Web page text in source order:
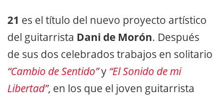
21 es el título del nuevo proyecto artístico
del guitarrista Dani de Morón. Después
de sus dos celebrados trabajos en solitario
“Cambio de Sentido”y “El Sonido de mi
Libertad”, en los que el joven guitarrista